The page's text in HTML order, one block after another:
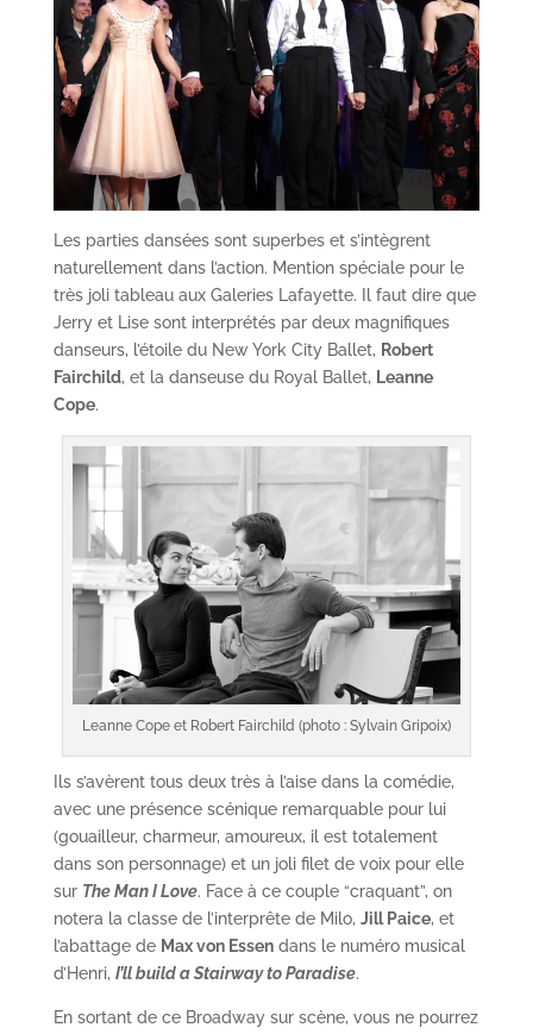
Les parties dansées sont superbes et s’intègrent
naturellement dans l’action. Mention spéciale pour le
très joli tableau aux Galeries Lafayette. Il faut dire que
Jerry et Lise sont interprétés par deux magnifiques
danseurs, l’étoile du New York City Ballet, Robert
Fairchild, et la danseuse du Royal Ballet, Leanne
Cope.
Leanne Cope et Robert Fairchild (photo : Sylvain Gripoix)
Ils s’avèrent tous deux très à l’aise dans la comédie,
avec une présence scénique remarquable pour lui
(gouailleur, charmeur, amoureux, il est totalement
dans son personnage) et un joli filet de voix pour elle
sur The Man I Love. Face à ce couple “craquant”, on
notera la classe de l’interprête de Milo, Jill Paice, et
l’abattage de Max von Essendans le numéro musical
d’Henri, I’ll build a Stairway to Paradise.
En sortant de ce Broadway sur scène, vous ne pourrez